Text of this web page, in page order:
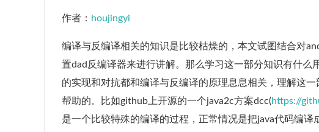
作者： houjingyi
编译与反编译相关的知识是比较枯燥的，本文试图结合对
置dad反编译器来进行讲解。那么学习这一部分知识有什
的实现和对抗都和编译与反编译的原理息息相关，理解这
帮助的。比如github上开源的一个java2c方案dcc(https://
是一个比较特殊的编译的过程，正常情况是把java代码编